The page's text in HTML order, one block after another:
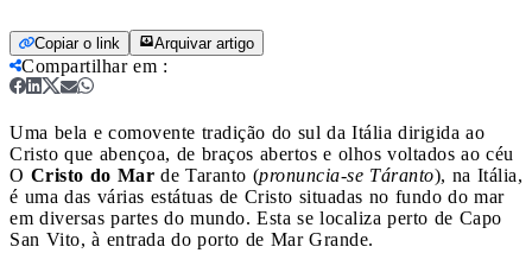
Copiar o link Arquivar artigo
Compartilhar em :
Uma bela e comovente tradição do sul da Itália dirigida ao
Cristo que abençoa, de braços abertos e olhos voltados ao céu
O Cristo do Mar de Taranto (pronuncia-se Táranto), na Itália,
é uma das várias estátuas de Cristo situadas no fundo do mar
em diversas partes do mundo. Esta se localiza perto de Capo
San Vito, à entrada do porto de Mar Grande.